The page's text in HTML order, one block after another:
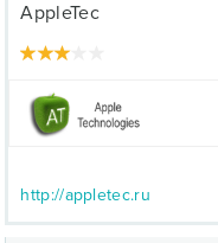
AppleTec
http://appletec.ru